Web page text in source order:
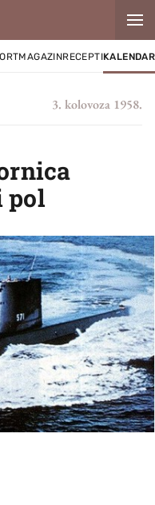
MAGAZINRECEPTIKALENDAR
3. kolovoza 1958.
pol